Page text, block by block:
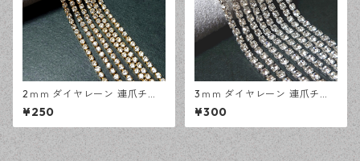
2ｍｍ ダイヤレーン 連爪チェ
ーン ゴールド 1メートル ライ
ンストーン ガラスストーン デ
ザインパーツ アクセサリーパ
ーツ ハンドメイド資材 【en工
房】
¥250
3ｍｍ ダイヤレーン 連爪チェ
ーン シルバー 1メートル ライ
ンストーン ガラスストーン デ
ザインパーツ アクセサリーパ
ーツ ハンドメイド資材 【en工
房】
¥300